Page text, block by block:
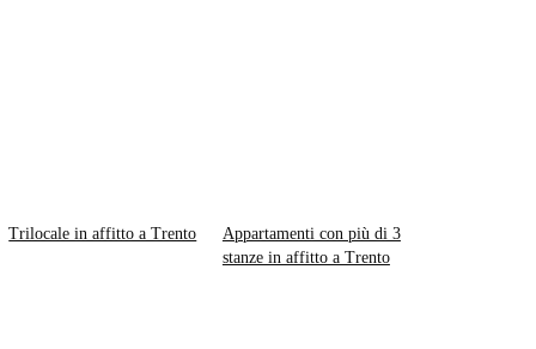
Trilocale in affitto a Trento
Appartamenti con più di 3
stanze in affitto a Trento